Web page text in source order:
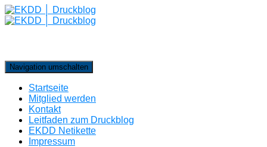
Navigation umschalten
Startseite
Mitglied werden
Kontakt
Leitfaden zum Druckblog
EKDD Netikette
Impressum